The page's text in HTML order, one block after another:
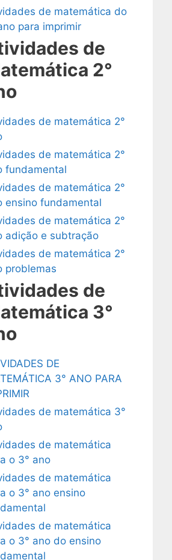
de matemática do
para imprimir
de
2°
de matemática 2°
de matemática 2°
fundamental
de matemática 2°
ensino fundamental
de matemática 2°
adição e subtração
de matemática 2°
problemas
de
3°
DE
3° ANO PARA
de matemática 3°
de matemática
o 3° ano
de matemática
o 3° ano ensino
de matemática
o 3° ano do ensino